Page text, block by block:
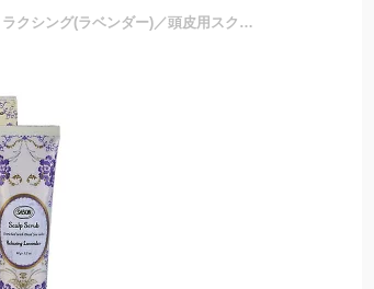
sabon サボン ヘッドスクラブ(90g) リラクシング(ラベンダー)／頭皮用スクラブ 正規品